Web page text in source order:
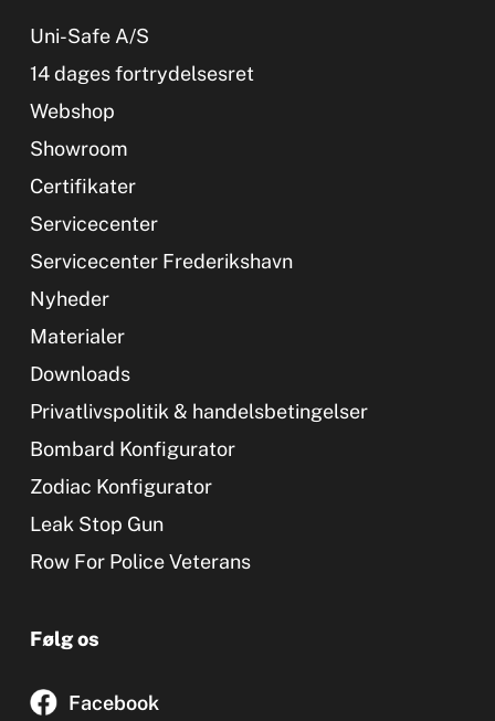
Uni-Safe A/S
14 dages fortrydelsesret
Webshop
Showroom
Certifikater
Servicecenter
Servicecenter Frederikshavn
Nyheder
Materialer
Downloads
Privatlivspolitik & handelsbetingelser
Bombard Konfigurator
Zodiac Konfigurator
Leak Stop Gun
Row For Police Veterans
Følg os
Facebook